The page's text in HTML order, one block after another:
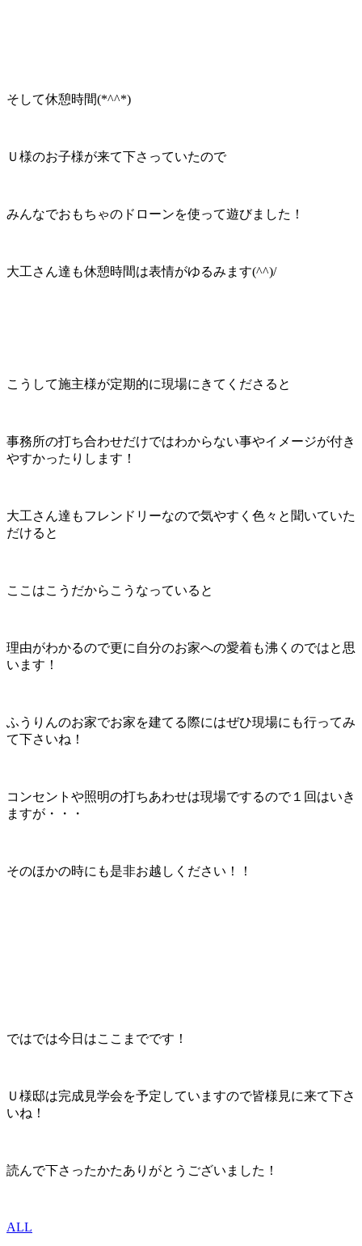
そして休憩時間(*^^*)
Ｕ様のお子様が来て下さっていたので
みんなでおもちゃのドローンを使って遊びました！
大工さん達も休憩時間は表情がゆるみます(^^)/
こうして施主様が定期的に現場にきてくださると
事務所の打ち合わせだけではわからない事やイメージが付き
やすかったりします！
大工さん達もフレンドリーなので気やすく色々と聞いていた
だけると
ここはこうだからこうなっていると
理由がわかるので更に自分のお家への愛着も沸くのではと思
います！
ふうりんのお家でお家を建てる際にはぜひ現場にも行ってみ
て下さいね！
コンセントや照明の打ちあわせは現場でするので１回はいき
ますが・・・
そのほかの時にも是非お越しください！！
ではでは今日はここまでです！
Ｕ様邸は完成見学会を予定していますので皆様見に来て下さ
いね！
読んで下さったかたありがとうございました！
ALL